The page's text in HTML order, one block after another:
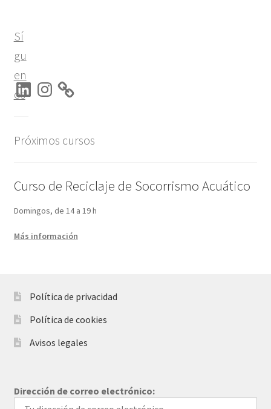
Sí
gu
en
os
LinkedInInstagram
Próximos cursos
Curso de Reciclaje de Socorrismo Acuático
Domingos, de 14 a 19 h
Más información
Política de privacidad
Política de cookies
Avisos legales
Dirección de correo electrónico: